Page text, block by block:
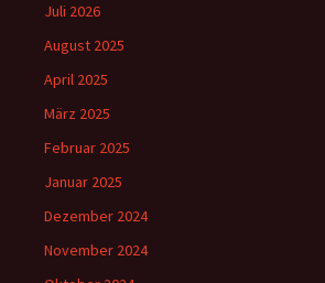
Juli 2026
August 2025
April 2025
März 2025
Februar 2025
Januar 2025
Dezember 2024
November 2024